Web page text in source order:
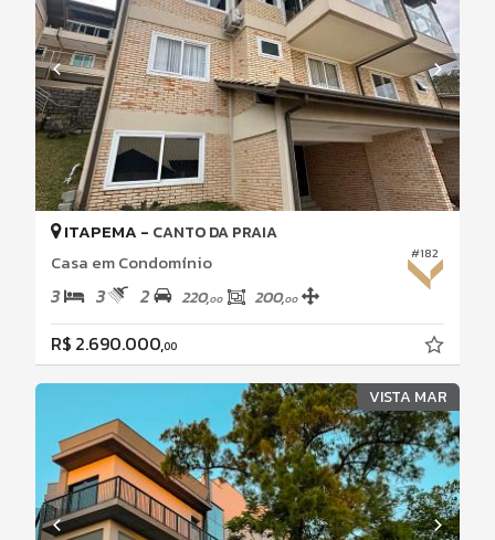
#182
ITAPEMA - CANTO DA PRAIA
Casa em Condomínio
3 3 2 220,00 200,00
R$ 2.690.000,00
VISTA MAR